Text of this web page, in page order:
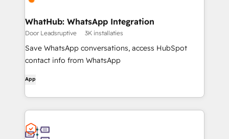
WhatHub: WhatsApp Integration
Door Leadsruptive 3K installaties
Save WhatsApp conversations, access HubSpot
contact info from WhatsApp
App